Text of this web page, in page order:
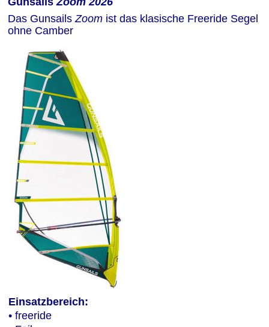
Einsatzbereich:
• freeride
Das Gunsails Zoom ist das klasische Freeride Segel
ohne Camber